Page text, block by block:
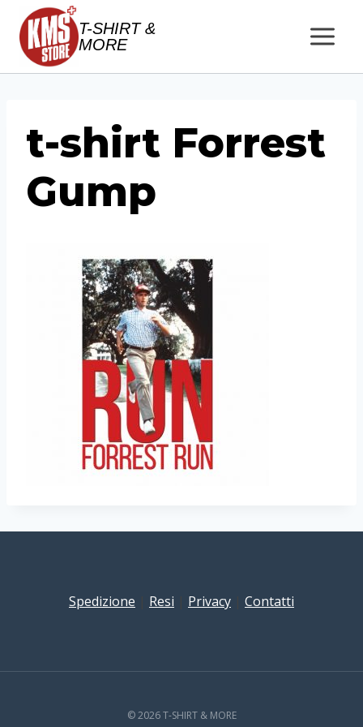
Salta
contenuto
T-SHIRT &
MORE
t-shirt Forrest
Gump
Spedizione Resi Privacy Contatti
© 2026 T-SHIRT & MORE